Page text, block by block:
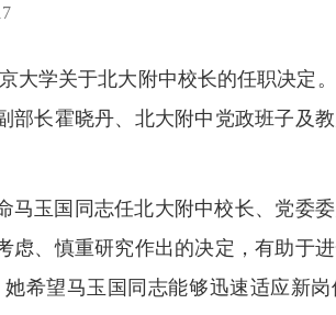
大学关于北大附中校长的任职决定
长霍晓丹、北大附中党政班子及
玉国同志任北大附中校长、党委
、慎重研究作出的决定，有助于
希望马玉国同志能够迅速适应新